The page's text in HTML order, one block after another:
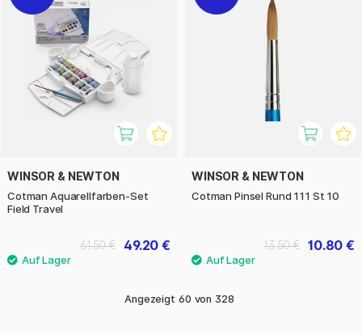
WINSOR & NEWTON
Cotman Aquarellfarben-Set
Field Travel
49.20 €
61.50 €
WINSOR & NEWTON
Cotman Pinsel Rund 111 St 10
10.80 €
13.50 €
Angezeigt 60 von 328